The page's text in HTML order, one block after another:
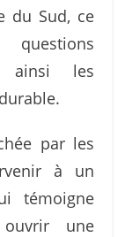
du Sud, ce
ainsi les
par les
à un
témoigne
une